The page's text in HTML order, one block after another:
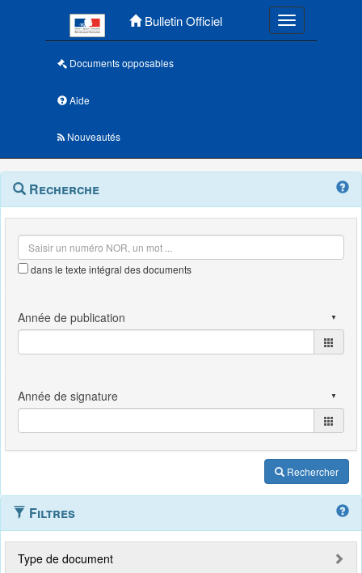
Bulletin Officiel Toggle
Documents opposables
Aide
Nouveautés
Navigation
outils
Menu
contextuel
Recherche
dans le texte intégral des documents
Rechercher
Filtres
Type de document